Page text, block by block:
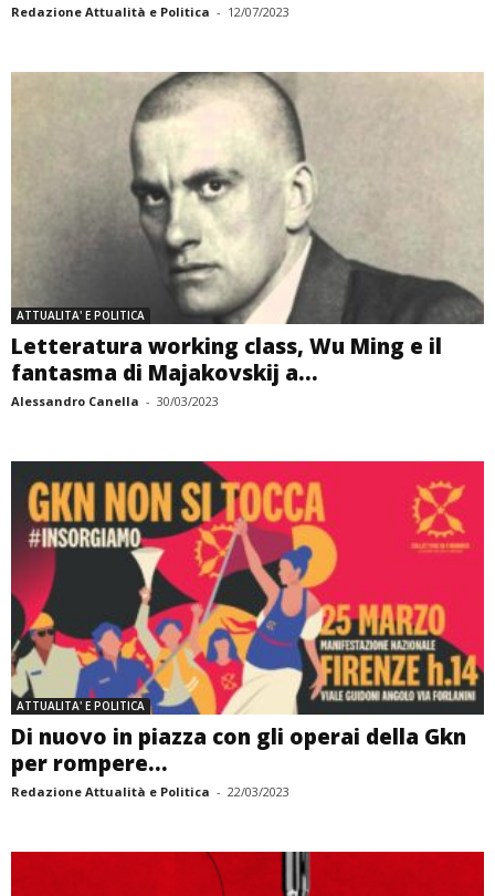
Redazione Attualità e Politica - 12/07/2023
ATTUALITA' E POLITICA
Letteratura working class, Wu Ming e il
fantasma di Majakovskij a...
Alessandro Canella - 30/03/2023
ATTUALITA' E POLITICA
Di nuovo in piazza con gli operai della Gkn
per rompere...
Redazione Attualità e Politica - 22/03/2023